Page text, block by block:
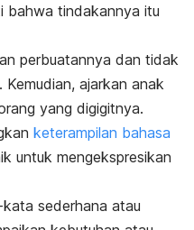
bahwa tindakannya itu
perbuatannya dan tidak
Kemudian, ajarkan anak
yang digigitnya.
keterampilan bahasa
untuk mengekspresikan
sederhana atau